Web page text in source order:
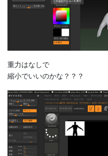
重力はなしで
縮小でいいのかな？？？